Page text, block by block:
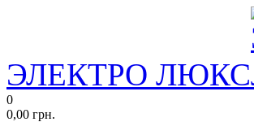
ЭЛЕКТРО ЛЮКС
0
0,00 грн.